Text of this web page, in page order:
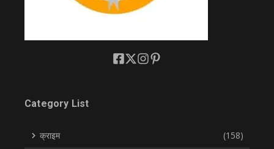
Category List
क्राइम (158)